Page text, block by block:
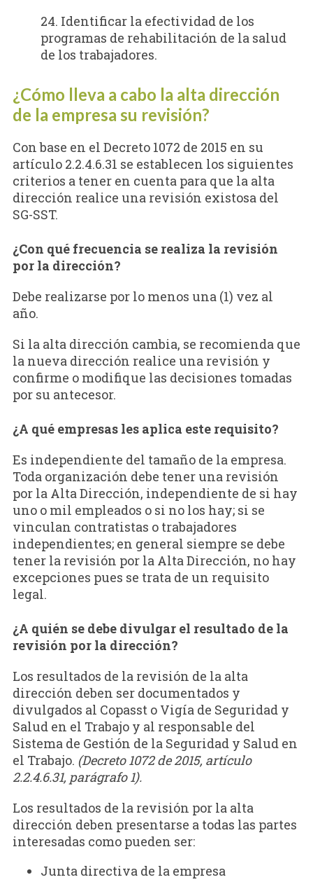
24. Identificar la efectividad de los
programas de rehabilitación de la salud
de los trabajadores.
¿Cómo lleva a cabo la alta dirección
de la empresa su revisión?
Con base en el Decreto 1072 de 2015 en su
artículo 2.2.4.6.31 se establecen los siguientes
criterios a tener en cuenta para que la alta
dirección realice una revisión existosa del
SG-SST.
¿Con qué frecuencia se realiza la revisión
por la dirección?
Debe realizarse por lo menos una (1) vez al
año.
Si la alta dirección cambia, se recomienda que
la nueva dirección realice una revisión y
confirme o modifique las decisiones tomadas
por su antecesor.
¿A qué empresas les aplica este requisito?
Es independiente del tamaño de la empresa.
Toda organización debe tener una revisión
por la Alta Dirección, independiente de si hay
uno o mil empleados o si no los hay; si se
vinculan contratistas o trabajadores
independientes; en general siempre se debe
tener la revisión por la Alta Dirección, no hay
excepciones pues se trata de un requisito
legal.
¿A quién se debe divulgar el resultado de la
revisión por la dirección?
Los resultados de la revisión de la alta
dirección deben ser documentados y
divulgados al Copasst o Vigía de Seguridad y
Salud en el Trabajo y al responsable del
Sistema de Gestión de la Seguridad y Salud en
el Trabajo. (Decreto 1072 de 2015, artículo
2.2.4.6.31, parágrafo 1).
Los resultados de la revisión por la alta
dirección deben presentarse a todas las partes
interesadas como pueden ser:
Junta directiva de la empresa